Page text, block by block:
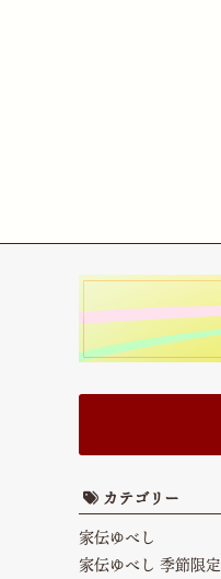
カテゴリー
家伝ゆべし
家伝ゆべし 季節限定